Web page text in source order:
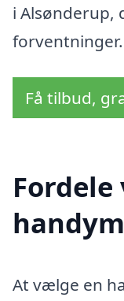
i Alsønderup,
forventninger.
Få tilbud,
At vælge en